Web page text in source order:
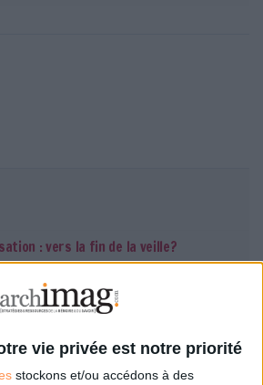
vie privée est notre priorité
stockons et/ou accédons à des
: vers la fin de la veille?
comment survivre face aux pressions?